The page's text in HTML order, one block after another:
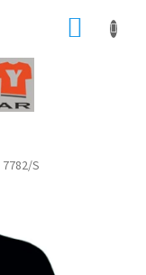
7782/S